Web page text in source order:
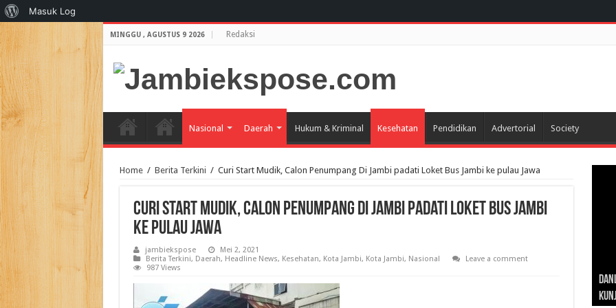
MINGGU , AGUSTUS 9 2026 Redaksi
Nasional Daerah Hukum & Kriminal Kesehatan Pendidikan Advertorial Society
Home / Berita Terkini / Curi Start Mudik, Calon Penumpang Di Jambi padati Loket Bus Jambi ke pulau Jawa
Curi Start Mudik, Calon Penumpang Di Jambi padati Loket Bus Jambi
ke pulau Jawa
jambiekspose
Mei 2, 2021
Berita Terkini, Daerah, Headline News, Kesehatan, Kota Jambi, Kota Jambi, Nasional
Leave a comment
987 Views
Tentang
WordPress
Masuk Log